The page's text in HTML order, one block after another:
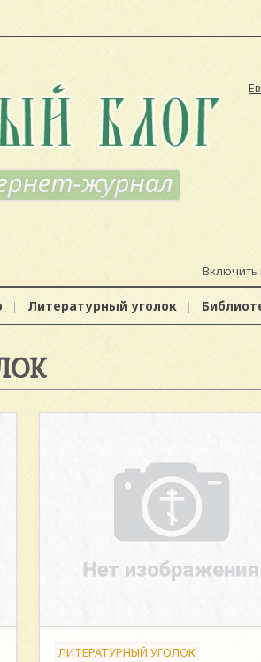
Литературный уголок
ЛИТЕРАТУРНЫЙ УГОЛОК